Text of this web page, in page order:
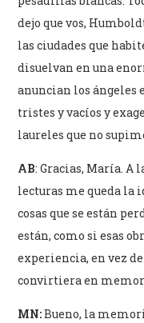
dejo que vos,
las ciudades que
disuelvan en una
anuncian los ángeles
tristes y vacíos y
laureles que no
AB: Gracias, María. A
lecturas me queda la
cosas que se están
están, como si esas
experiencia, en vez
convirtiera en
MN:Bueno, la